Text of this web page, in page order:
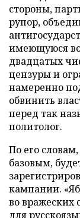
стороны,
рупор,
имеющуюся
двадцатых
цензуры и
намеренно
обвинить
перед так
политолог.
По его
базовым,
кампании.
во вражеских
для